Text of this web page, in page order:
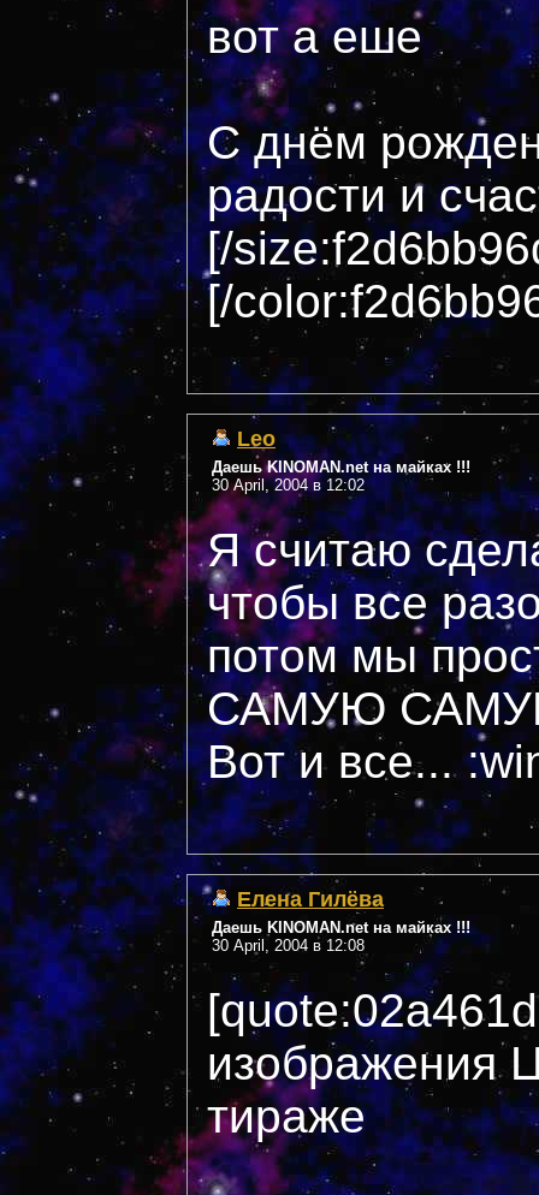
вот а еше
С днём
радости и
[/
[/
Leo
Даешь KINOMAN.net на майках !!!
30 April, 2004 в 12:02
Я считаю
чтобы все
потом мы
САМУЮ
Вот и все...
Елена Гилёва
Даешь KINOMAN.net на майках !!!
30 April, 2004 в 12:08
изображения
тираже